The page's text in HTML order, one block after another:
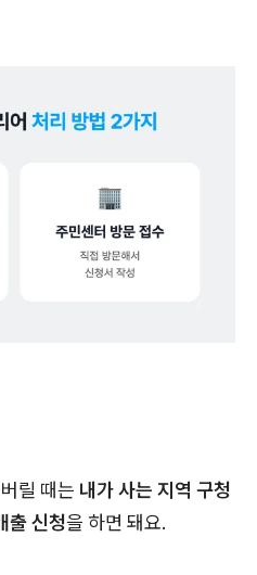
릴 때는 내가 사는 지역 구청
출 신청을 하면 돼요.